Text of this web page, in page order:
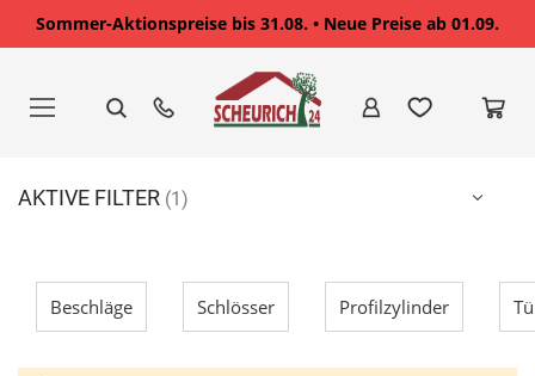
Sommer-Aktionspreise bis 31.08. • Neue Preise ab 01.09.
springen
Beschläge Schlösser Profilzylinder
AKTIVE FILTER